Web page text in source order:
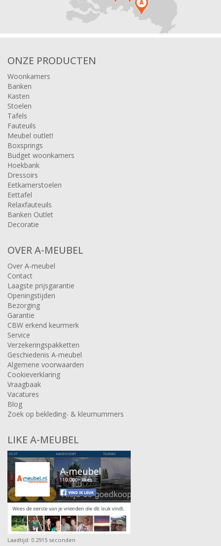
ONZE PRODUCTEN
Woonkamers
Banken
Kasten
Stoelen
Tafels
Fauteuils
Meubel outlet!
Boxsprings
Budget woonkamers
Hoekbank
Dressoirs
Eetkamerstoelen
Eettafel
Relaxfauteuils
Banken Outlet
Decoratie
OVER A-MEUBEL
Over A-meubel
Contact
Laagste prijsgarantie
Openingstijden
Bezorging
Garantie
CBW erkend keurmerk
Service
Verzekeringspakketten
Geschiedenis A-meubel
Algemene voorwaarden
Cookieverklaring
Vraagbaak
Vacatures
Blog
Zoek op bekleding- & kleurnummers
LIKE A-MEUBEL
Laadtijd: 0.2915 seconden